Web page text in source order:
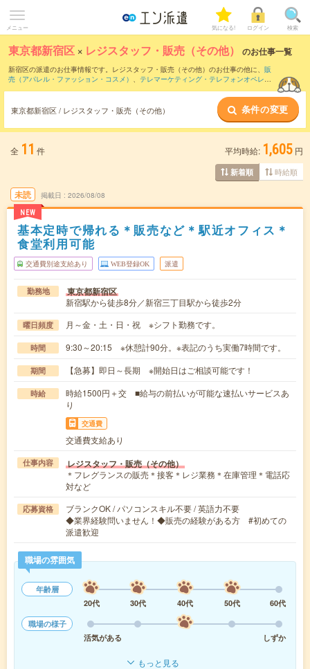
メニュー 気になる! ログイン 検索
東京都新宿区 × レジスタッフ・販売（その他） のお仕事一覧
新宿区の派遣のお仕事情報です。レジスタッフ・販売（その他）のお仕事の他に、 販
売（アパレル・ファッション・コスメ） 、 テレマーケティング・テレフォンオペレー
などのこだわり条件で絞り込ん
でいただけます。職種辞典：レジスタッフ・販売（その他）のお仕事とは？とは？
東京都新宿区 / レジスタッフ・販売（その他） 条件の変更
全 11 件 平均時給: 1,605 円
新着順 時給順
未読
NEW
掲載日 2026/08/08
基本定時で帰れる＊販売など＊駅近オフィス＊
食堂利用可能
交通費別途支給あり WEB登録OK 派遣
勤務地 東京都新宿区
新宿駅から徒歩8分／新宿三丁目駅から徒歩2分
曜日頻度 月～金・土・日・祝 ※シフト勤務です。
時間 9:30～20:15 ※休憩計90分。※表記のうち実働7時間です。
期間 【急募】即日～長期 ※開始日はご相談可能です！
時給
時給1500円＋交 ■給与の前払いが可能な速払いサービスあ
り
交通費
交通費支給あり
仕事内容 レジスタッフ・販売（その他）
＊フレグランスの販売＊接客＊レジ業務＊在庫管理＊電話応
対など
応募資格
ブランクOK / パソコンスキル不要 / 英語力不要
◆業界経験問いません！◆販売の経験がある方 #初めての
派遣歓迎
職場の雰囲気
年齢層
20代
30代 40代 50代
60代
職場の様子
活気がある
しずか
もっと見る